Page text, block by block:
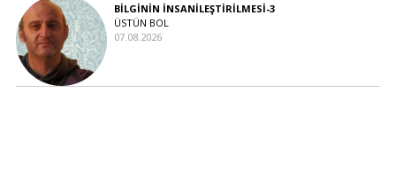
BİLGİNİN İNSANİLEŞTİRİLMESİ-3
ÜSTÜN BOL
07.08.2026